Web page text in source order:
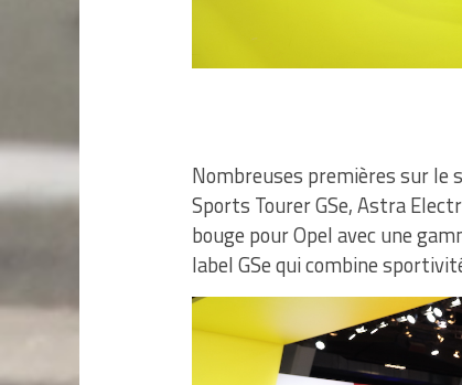
Nombreuses premières sur le
Sports Tourer GSe, Astra
bouge pour Opel avec une
label GSe qui combine